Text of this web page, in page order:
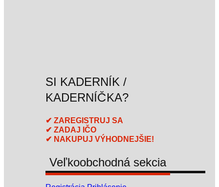
SI KADERNÍK /
KADERNÍČKA?
✔ ZAREGISTRUJ SA
✔ ZADAJ IČO
✔ NAKUPUJ VÝHODNEJŠIE!
Veľkoobchodná sekcia